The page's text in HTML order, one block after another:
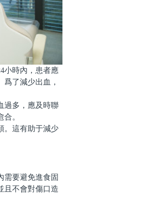
時內，患者應
了減少出血，
多，應及時聯
。
這有助于減少
要避免進食固
且不會對傷口造